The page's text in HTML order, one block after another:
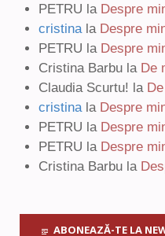
PETRU la Despre
cristinala Despre
PETRU la Despre
Cristina Barbu la De
Claudia Scurtu! la
cristinala Despre
PETRU la Despre
PETRU la Despre
Cristina Barbu la
ABONEAZĂ-TE LA